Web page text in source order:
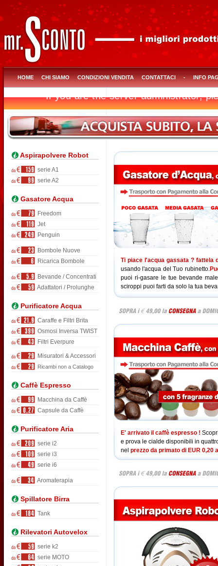
HOME CHI SIAMO CONDIZIONI VENDITA CONTATTACI - INFO
Aspirapolvere Robot
serie A1
serie A2
Gasatore Acqua
Freedom
Jet
Penguin
Bombole Nuove
Ricarica Bombole
Bevande / Concentrati
Adattatori / Prolunghe
Purificatore Acqua
Caraffe e Filtri Brita
Osmosi Inversa TWIST
Filtri Everpure
Misuratori & Accessori
Ricambi non a Catalogo
Caffè Espresso
Macchina da Caffè
Capsule da Caffè
Purificatore Aria
serie i2
serie i3
serie i6
Aromaterapia
Spillatore Birra
Tank
Rilevatori Autovelox
serie k2
serie MOTO
Ti piace l'acqua gassata ? fattela
usando l'acqua del Tuo rubinetto.
puoi ri-gasare le tue bevande
sciroppi puoi farti da solo la tua
E' arrivato il caffè espresso !
e prova le cialde disponibili in
nel prezzo da primato di EUR 0,20